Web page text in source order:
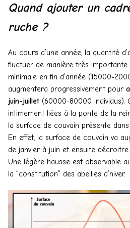
Quand ajouter un
ruche ?
Au cours d’une année, la quantité
fluctuer de manière très
minimale en fin d’année (15000-
augmentera progressivement pour
juin-juillet (60000-80000 individus).
intimement liées à la ponte de la
la surface de couvain présente
En effet, la surface de couvain va
de janvier à juin et ensuite décroitre
Une légère hausse est observable
la “constitution” des abeilles d’hiver.